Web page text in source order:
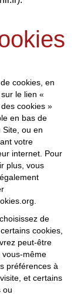
cookies, en
le lien «
cookies »
en bas de
Site, ou en
votre
internet. Pour
plus, vous
de
cookies,
peut-être
vous-même
préférences à
et certains
ou